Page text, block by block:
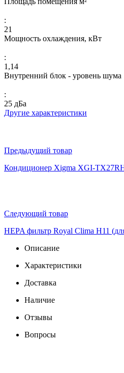
:
21
Мощность охлаждения, кВт
:
1,14
Внутренний блок - уровень шума
:
25 дБа
Другие характеристики
Предыдущий товар
Кондиционер Xigma XGI-
Следующий товар
HEPA фильтр Royal Clima H11
Описание
Характеристики
Доставка
Наличие
Отзывы
Вопросы